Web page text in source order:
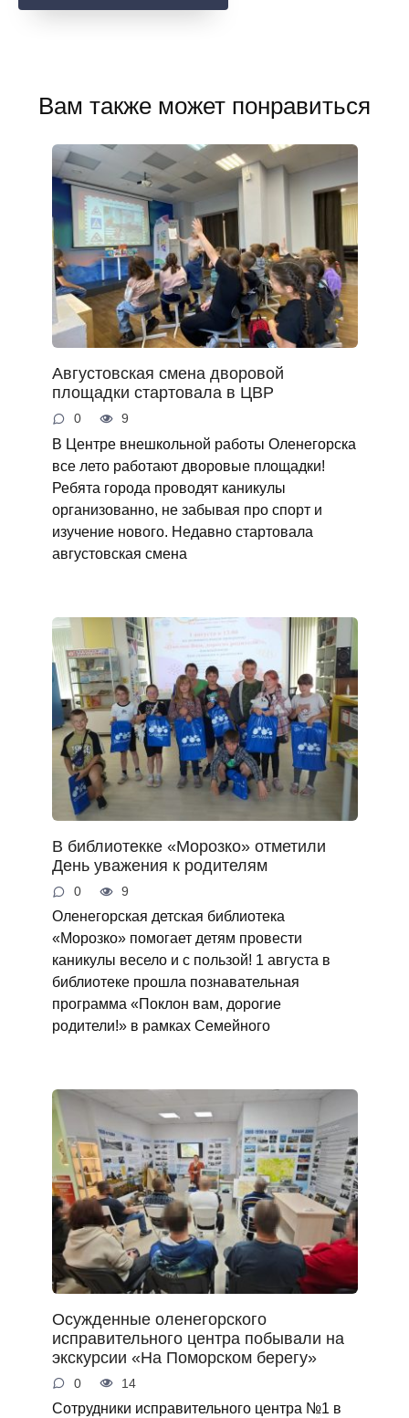
Вам также может понравиться
Августовская смена дворовой
площадки стартовала в ЦВР
0 9
В Центре внешкольной работы Оленегорска
все лето работают дворовые площадки!
Ребята города проводят каникулы
организованно, не забывая про спорт и
изучение нового. Недавно стартовала
августовская смена
В библиотекке «Морозко» отметили
День уважения к родителям
0 9
Оленегорская детская библиотека
«Морозко» помогает детям провести
каникулы весело и с пользой! 1 августа в
библиотеке прошла познавательная
программа «Поклон вам, дорогие
родители!» в рамках Семейного
Осужденные оленегорского
исправительного центра побывали на
экскурсии «На Поморском берегу»
0 14
Сотрудники исправительного центра №1 в